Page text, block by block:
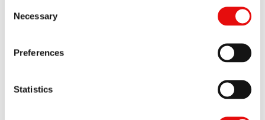
Selection
Necessary
Preferences
Statistics
Características